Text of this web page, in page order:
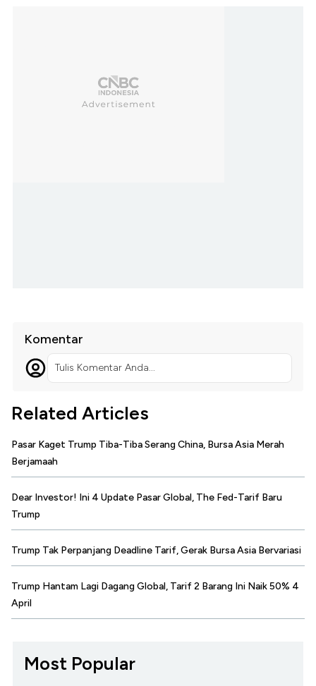
Komentar
Tulis Komentar Anda...
Related Articles
Pasar Kaget Trump Tiba-Tiba Serang China, Bursa Asia Merah
Berjamaah
Dear Investor! Ini 4 Update Pasar Global, The Fed-Tarif Baru
Trump
Trump Tak Perpanjang Deadline Tarif, Gerak Bursa Asia Bervariasi
Trump Hantam Lagi Dagang Global, Tarif 2 Barang Ini Naik 50% 4
April
Most Popular